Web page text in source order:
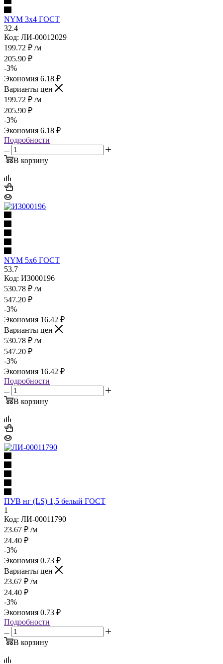
NYM 3х4 ГОСТ
32.4
Код: ЛИ-00012029
199.72 ₽ /м
205.90 ₽
-3%
Экономия 6.18 ₽
Варианты цен
199.72 ₽ /м
205.90 ₽
-3%
Экономия 6.18 ₽
Подробности
В корзину
NYM 5х6 ГОСТ
53.7
Код: ИЗ000196
530.78 ₽ /м
547.20 ₽
-3%
Экономия 16.42 ₽
Варианты цен
530.78 ₽ /м
547.20 ₽
-3%
Экономия 16.42 ₽
Подробности
В корзину
ПУВ нг (LS) 1,5 белый ГОСТ
1
Код: ЛИ-00011790
23.67 ₽ /м
24.40 ₽
-3%
Экономия 0.73 ₽
Варианты цен
23.67 ₽ /м
24.40 ₽
-3%
Экономия 0.73 ₽
Подробности
В корзину